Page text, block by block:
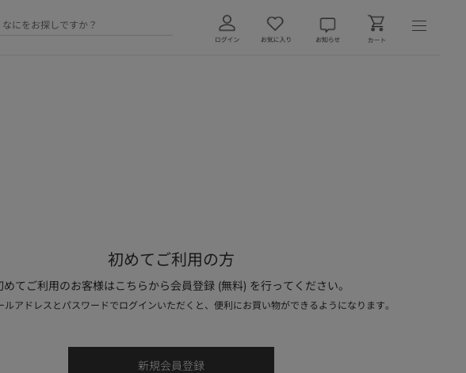
初めてご利用の方
めてご利用のお客様はこちらから会員登録 (無料) を行ってください。
ルアドレスとパスワードでログインいただくと、便利にお買い物ができるようになります。